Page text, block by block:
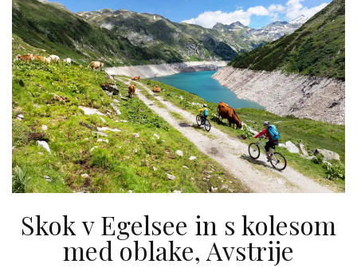
Skok v Egelsee in s kolesom
med oblake, Avstrije